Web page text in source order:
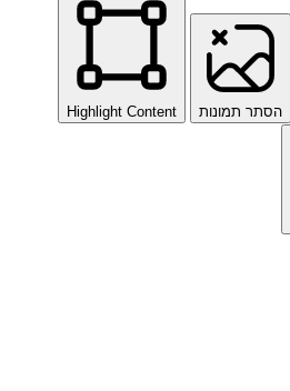
הסתר תמונות Highlight Content